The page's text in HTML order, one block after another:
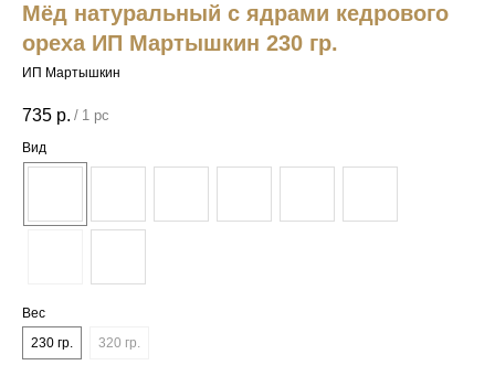
Мёд натуральный с ядрами кедрового
ореха ИП Мартышкин 230 гр.
ИП Мартышкин
735 р. / 1 pc
Вид
Вес
230 гр.
320 гр.